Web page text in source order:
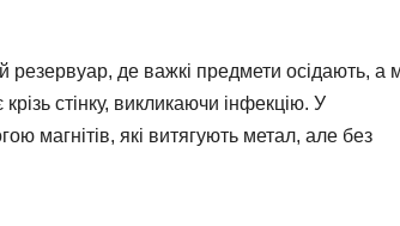
де важкі предмети осідають, а
стінку, викликаючи інфекцію. У
магнітів, які витягують метал, але без